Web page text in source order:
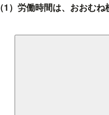
（1）労働時間は、おおむ